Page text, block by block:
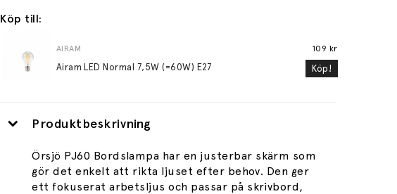
Köp till:
AIRAM
Airam LED Normal 7,5W (=60W) E27
109 kr
Köp!
Produktbeskrivning
Örsjö PJ60 Bordslampa har en justerbar skärm som
gör det enkelt att rikta ljuset efter behov. Den ger
ett fokuserat arbetsljus och passar på skrivbord,